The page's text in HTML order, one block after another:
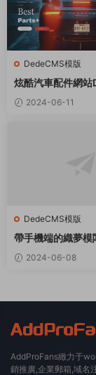
DedeCMS模版
炫酷汽車配件網
織夢模闆
2024-06-11
DedeCMS模版
帶手機端的織夢模
用于社會福利院
域
2024-06-08
AddProFans緻力于
銷推廣,企業郵箱,域名